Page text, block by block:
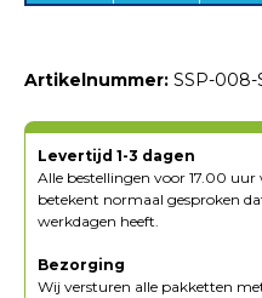
Artikelnummer: SSP-008-
Levertijd 1-3 dagen
Alle bestellingen voor 17.00
betekent normaal gesproken
werkdagen heeft.
Bezorging
Wij versturen alle pakketten